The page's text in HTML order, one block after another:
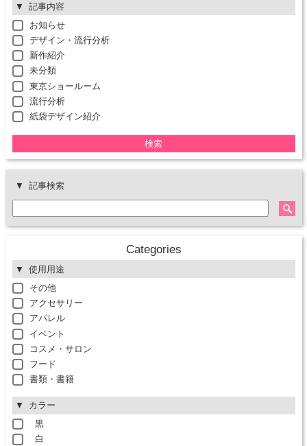
記事内容
お知らせ
デザイン・流行分析
新作紹介
未分類
東京ショールーム
流行分析
紙袋デザイン紹介
検索
記事検索
Categories
使用用途
その他
アクセサリー
アパレル
イベント
コスメ・サロン
フード
書類・書籍
カラー
黒
白